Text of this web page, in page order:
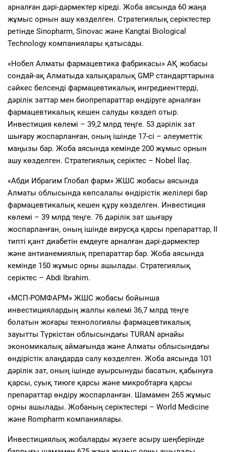
арналған дәрі-дәрмектер кіреді. Жоба аясында 60 жаңа
жұмыс орнын ашу көзделген. Стратегиялық серіктестер
ретінде Sinopharm, Sinovac және Kangtai Biological
Technology компаниялары қатысады.
«Нобел Алматы фармацевтика фабрикасы» АҚ жобасы
сондай-ақ Алматыда халықаралық GMP стандарттарына
сәйкес белсенді фармацевтикалық ингредиенттерді,
дәрілік заттар мен биопрепараттар өндіруге арналған
фармацевтикалық кешен салуды көздеп отыр.
Инвестиция көлемі – 39,2 млрд теңге. 53 дәрілік зат
шығару жоспарланған, оның ішінде 17-сі – әлеуметтік
маңызы бар. Жоба аясында кемінде 200 жұмыс орнын
ашу көзделген. Стратегиялық серіктес – Nobel İlaç.
«Абди Ибрагим Глобал фарм» ЖШС жобасы аясында
Алматы облысында көпсалалы өндірістік желілері бар
фармацевтикалық кешен құру көзделген. Инвестиция
көлемі – 39 млрд теңге. 76 дәрілік зат шығару
жоспарланған, оның ішінде вирусқа қарсы препараттар, II
типті қант диабетін емдеуге арналған дәрі-дәрмектер
және антианемиялық препараттар бар. Жоба аясында
кемінде 150 жұмыс орны ашылады. Стратегиялық
серіктес – Abdi Ibrahim.
«МСП-РОМФАРМ» ЖШС жобасы бойынша
инвестициялардың жалпы көлемі 36,7 млрд теңге
болатын жоғары технологиялы фармацевтикалық
зауытты Түркістан облысындағы TURAN арнайы
экономикалық аймағында және Алматы облысындағы
өндірістік алаңдарда салу көзделген. Жоба аясында 101
дәрілік зат, оның ішінде ауырсынуды басатын, қабынуға
қарсы, суық тиюге қарсы және микробтарға қарсы
препараттар өндіру жоспарланған. Шамамен 265 жұмыс
орны ашылады. Жобаның серіктестері – World Medicine
және Rompharm компаниялары.
Инвестициялық жобаларды жүзеге асыру шеңберінде